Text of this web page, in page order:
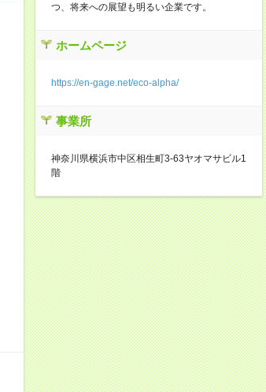
つ、将来への展望も明るい企業です。
ホームページ
https://en-gage.net/eco-alpha/
事業所
神奈川県横浜市中区相生町3-63ヤオマサビル1
階